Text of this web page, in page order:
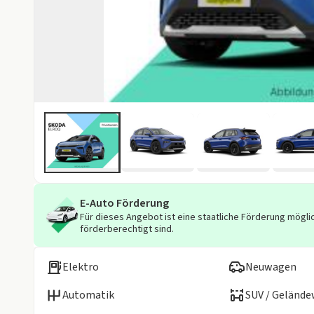
E-Auto Förderung
Für dieses Angebot ist eine staatliche Förderung
förderberechtigt sind.
Elektro
Neuwagen
Automatik
SUV /